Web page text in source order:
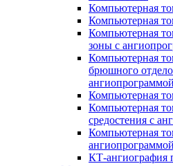
Компьютерная
Компьютерная
Компьютерная
зоны с
Компьютерная
брюшного
ангиопрограммой
Компьютерная
Компьютерная
средостения с
Компьютерная
ангиопрограммой
КТ-ангиография